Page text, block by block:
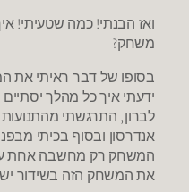
ואז הבנתי! כמה שטעיתי!
משחק?
בסופו של דבר ראיתי את
ידעתי איך כל מהלך
לברון, התרגשתי
אנדרסון ובסוף בכיתי
המשחק רק מחשבה אחת
את המשחק הזה בשידור